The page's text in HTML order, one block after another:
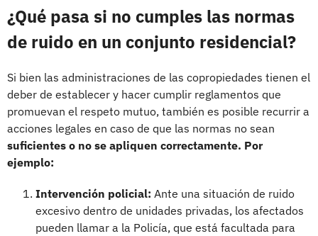
¿Qué pasa si no cumples las normas
de ruido en un conjunto residencial?
Si bien las administraciones de las copropiedades tienen el
deber de establecer y hacer cumplir reglamentos que
promuevan el respeto mutuo, también es posible recurrir a
acciones legales en caso de que las normas no sean
suficientes o no se apliquen correctamente. Por
ejemplo:
Intervención policial: Ante una situación de ruido
excesivo dentro de unidades privadas, los afectados
pueden llamar a la Policía, que está facultada para